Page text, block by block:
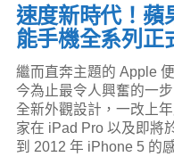
速度新時代！蘋
能手機全系列正
繼而直奔主題的 Apple
今為止最令人興奮的一
全新外觀設計，一改上
家在 iPad Pro 以及即將
到 2012 年 iPhone 5 的